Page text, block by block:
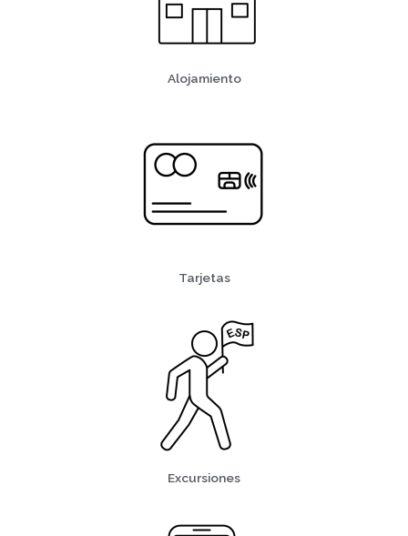
Alojamiento
Tarjetas
Excursiones